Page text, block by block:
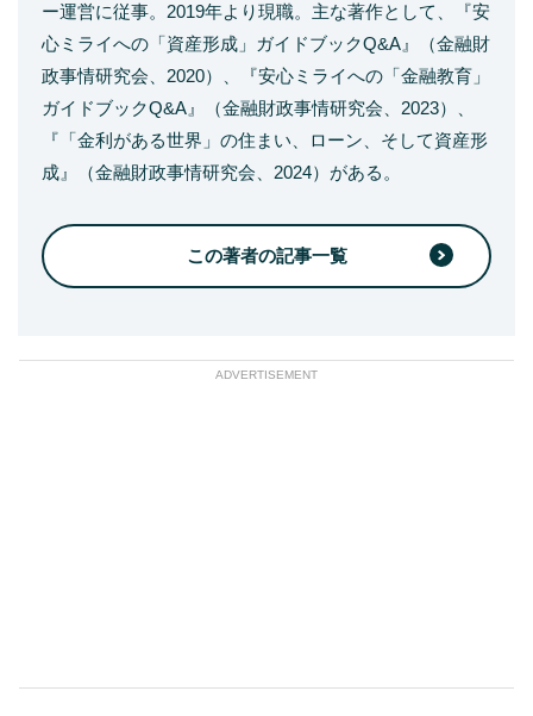
ー運営に従事。2019年より現職。主な著作として、『安
心ミライへの「資産形成」ガイドブックQ&A』（金融財
政事情研究会、2020）、『安心ミライへの「金融教育」
ガイドブックQ&A』（金融財政事情研究会、2023）、
『「金利がある世界」の住まい、ローン、そして資産形
成』（金融財政事情研究会、2024）がある。
この著者の記事一覧
ADVERTISEMENT